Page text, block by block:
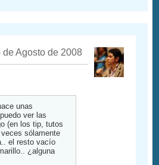
de Agosto de 2008
unas
ver las
(en los tip, tutos
sólamente
el resto vacío
¿alguna